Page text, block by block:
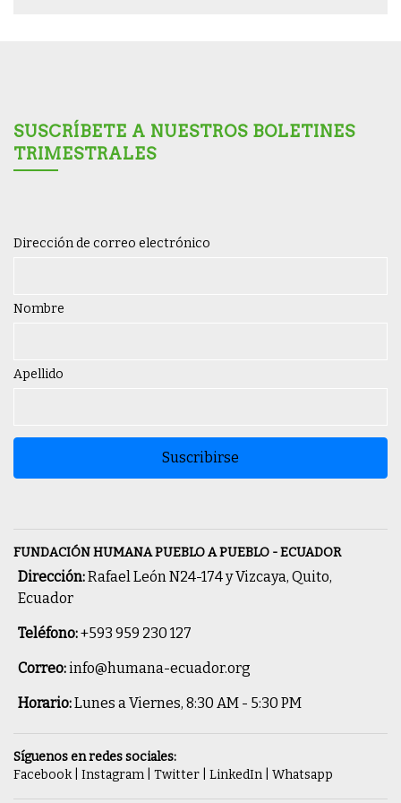
SUSCRÍBETE A NUESTROS BOLETINES
TRIMESTRALES
Dirección de correo electrónico
Nombre
Apellido
Suscribirse
FUNDACIÓN HUMANA PUEBLO A PUEBLO - ECUADOR
Dirección:Rafael León N24-174 y Vizcaya, Quito,
Ecuador
Teléfono:+593 959 230 127
Correo:info@humana-ecuador.org
Horario:Lunes a Viernes, 8:30 AM - 5:30 PM
Síguenos en redes sociales:
Facebook| Instagram Twitter LinkedIn Whatsapp